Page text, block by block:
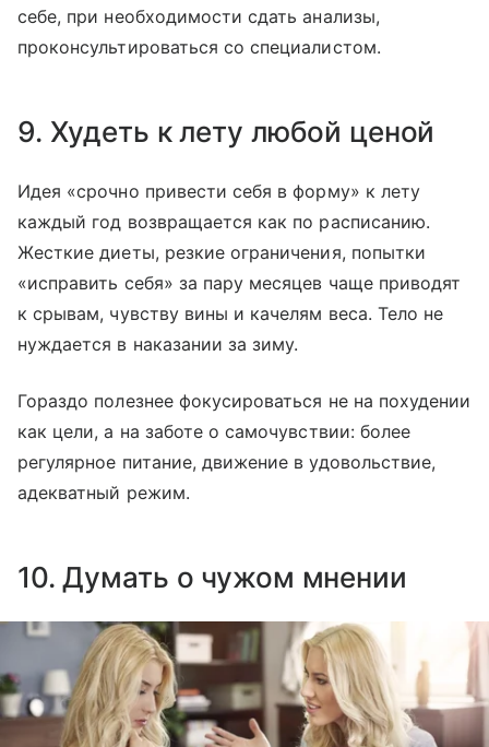
себе, при необходимости сдать анализы,
проконсультироваться со специалистом.
9. Худеть к лету любой ценой
Идея «срочно привести себя в форму» к лету
каждый год возвращается как по расписанию.
Жесткие диеты, резкие ограничения, попытки
«исправить себя» за пару месяцев чаще приводят
к срывам, чувству вины и качелям веса. Тело не
нуждается в наказании за зиму.
Гораздо полезнее фокусироваться не на похудении
как цели, а на заботе о самочувствии: более
регулярное питание, движение в удовольствие,
адекватный режим.
10. Думать о чужом мнении